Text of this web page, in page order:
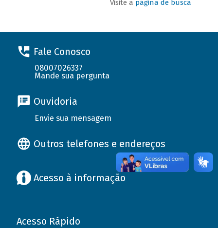
Visite a página de busca
Fale Conosco
08007026337
Mande sua pergunta
Ouvidoria
Envie sua mensagem
Outros telefones e endereços
Acesso à informação
Acesso Rápido